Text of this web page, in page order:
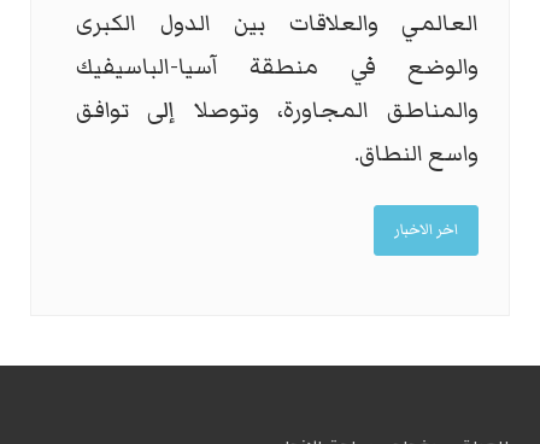
العالمي والعلاقات بين الدول الكبرى
والوضع في منطقة آسيا-الباسيفيك
والمناطق المجاورة، وتوصلا إلى توافق
واسع النطاق.
اخر الاخبار